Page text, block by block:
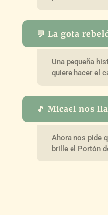
💬 La gota
Una pequeña
quiere hacer el
🎵 Micael nos
Ahora nos pide
brille el Portón